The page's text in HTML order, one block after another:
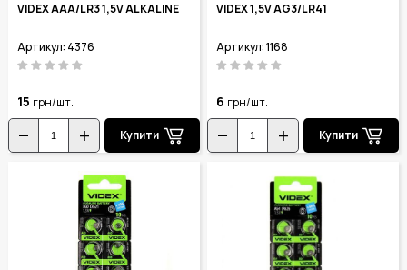
VIDEX AAA/LR3 1,5V ALKALINE
Артикул: 4376
15 грн/шт.
Купити
VIDEX 1,5V AG3/LR41
Артикул: 1168
6 грн/шт.
Купити